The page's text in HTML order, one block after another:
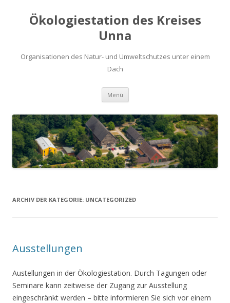
Ökologiestation des Kreises
Unna
Organisationen des Natur- und Umweltschutzes unter einem
Dach
Menü Zum
springen
ARCHIV DER KATEGORIE: UNCATEGORIZED
Ausstellungen
Austellungen in der Ökologiestation. Durch Tagungen oder
Seminare kann zeitweise der Zugang zur Ausstellung
eingeschränkt werden – bitte informieren Sie sich vor einem